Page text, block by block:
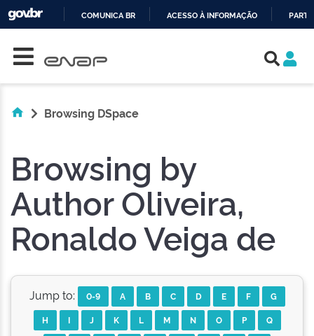
COMUNICA BR ACESSO À INFORMAÇÃO
Browsing DSpace
Browsing by
Author Oliveira,
Ronaldo Veiga de
Jump to: 0-9 A B C D E F
G
H
I J K L M N O P
Q